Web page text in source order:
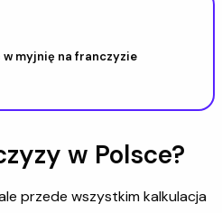
myjnię na franczyzie
w Polsce?
przede wszystkim kalkulacja